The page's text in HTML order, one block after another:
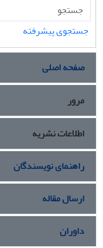
جستجوی پیشرفته
صفحه اصلی
مرور
اطلاعات نشریه
راهنمای نویسندگان
ارسال مقاله
داوران